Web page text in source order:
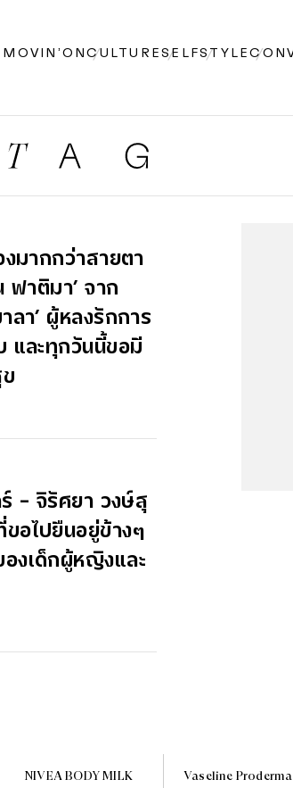
MOVIN’ONCULTURE SELFSTYLE
งมากกว่าสายตา
ฟาติมา’ จาก
ลา’ ผู้หลงรักการ
และทุกวันนี้ขอมี
ร์ - จิรัศยา วงษ์สุ
ขอไปยืนอยู่ข้างๆ
งเด็กผู้หญิงและ
NIVEA BODY MILK
Vaseline